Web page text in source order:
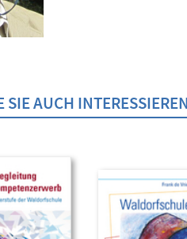
SIE AUCH